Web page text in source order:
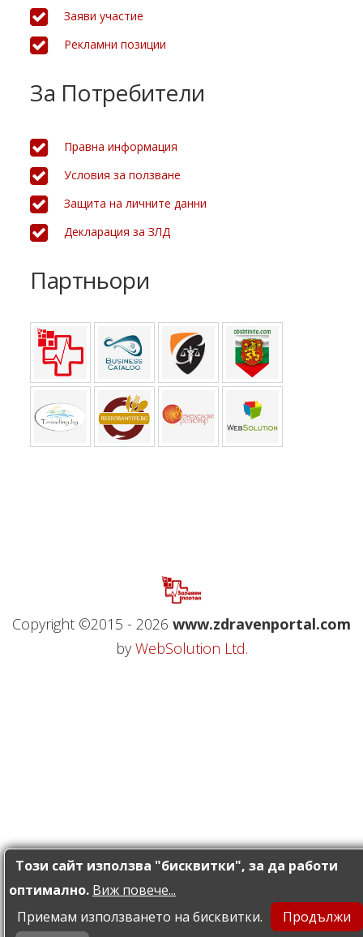
Този сайт използва "бисквитки", за да работи
оптимално. Виж повече...
Приемам използването на бисквитки.
Заяви участие
Рекламни позиции
За Потребители
Правна информация
Условия за ползване
Защита на личните данни
Декларация за ЗЛД
Партньори
Copyright ©2015 - 2026 www.zdravenportal.com
by WebSolution Ltd.